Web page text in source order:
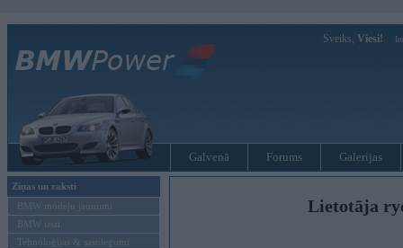
Sveiks, Viesi!
Galvenā Forums Galerijas
Ziņas un raksti
BMW modeļu jaunumi
BMW testi
Tehnoloģijas & sasniegumi
Lietotāja